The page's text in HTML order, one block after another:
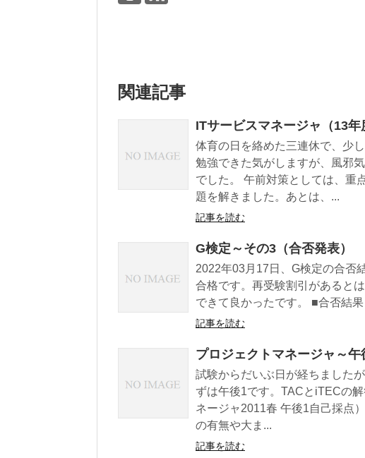
関連記事
ITサービスマネージャ（13年
体育の日を絡めた三連休で、少
勉強できた気がしますが、風邪
でした。 午前対策としては、重
題を解きました。あとは、...
記事を読む
G検定～その3（合否発表）
2022年03月17日、G検定の合否
合格です。再受験割引があると
できて良かったです。 ■合否
記事を読む
プロジェクトマネージャ～午
試験からだいぶ日が経ちました
ずは午後1です。TACとiTECの
ネージャ2011春 午後1自己採点
の有無や大ま...
記事を読む